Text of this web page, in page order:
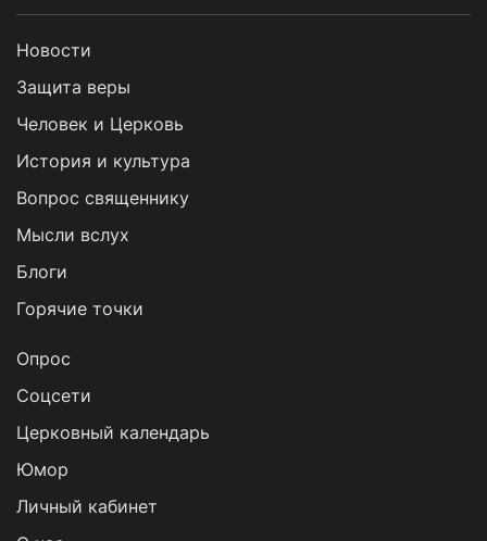
Новости
Защита веры
Человек и Церковь
История и культура
Вопрос священнику
Мысли вслух
Блоги
Горячие точки
Опрос
Cоцсети
Церковный календарь
Юмор
Личный кабинет